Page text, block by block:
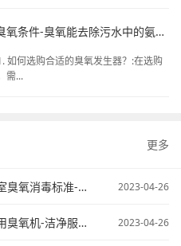
德州洁净区臭氧条件-臭氧能去除污水中的氨氮不-臭氧在污水处理中的应用
如何选购合适的臭氧发生器？:在选购
需...
更多
长沙桶装泉水臭氧多少合格-洁净室臭氧消毒标准-臭氧污水处理原来 2023-04-26
喀什地臭氧废水脱硝-大棚种植专用臭氧机-洁净服臭氧灭菌 2023-04-26